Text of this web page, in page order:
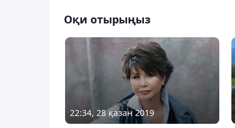
Оқи отырыңыз
22:34, 28 қазан 2019